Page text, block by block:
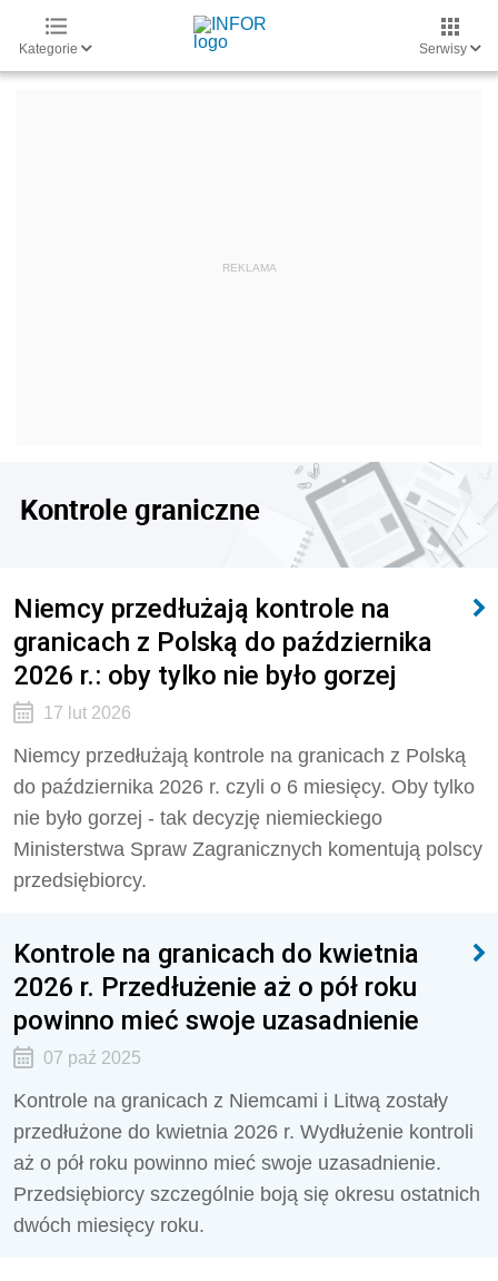
Kategorie Serwisy
Kontrole graniczne
Niemcy przedłużają kontrole na
granicach z Polską do października
2026 r.: oby tylko nie było gorzej
17 lut 2026
Niemcy przedłużają kontrole na granicach z Polską
do października 2026 r. czyli o 6 miesięcy. Oby tylko
nie było gorzej - tak decyzję niemieckiego
Ministerstwa Spraw Zagranicznych komentują polscy
przedsiębiorcy.
Kontrole na granicach do kwietnia
2026 r. Przedłużenie aż o pół roku
powinno mieć swoje uzasadnienie
07 paź 2025
Kontrole na granicach z Niemcami i Litwą zostały
przedłużone do kwietnia 2026 r. Wydłużenie kontroli
aż o pół roku powinno mieć swoje uzasadnienie.
Przedsiębiorcy szczególnie boją się okresu ostatnich
dwóch miesięcy roku.